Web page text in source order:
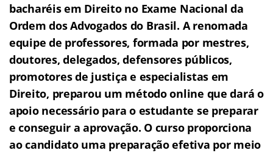
bacharéis em Direito no Exame Nacional da
Ordem dos Advogados do Brasil. A renomada
equipe de professores, formada por mestres,
doutores, delegados, defensores públicos,
promotores de justiça e especialistas em
Direito, preparou um método online que dará o
apoio necessário para o estudante se preparar
e conseguir a aprovação. O curso proporciona
ao candidato uma preparação efetiva por meio